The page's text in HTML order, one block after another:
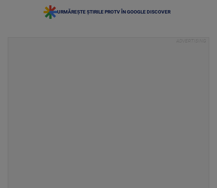
URMĂREȘTE ȘTIRILE PROTV ÎN GOOGLE DISCOVER